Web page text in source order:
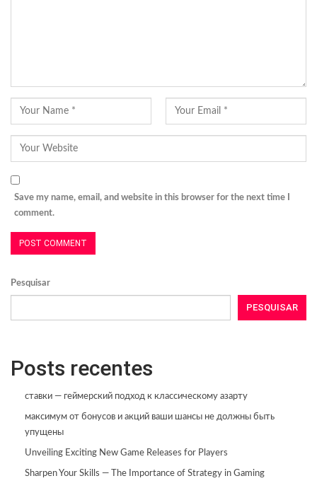
Save my name, email, and website in this browser for the next time I
comment.
Pesquisar
PESQUISAR
Posts recentes
ставки — геймерский подход к классическому азарту
максимум от бонусов и акций ваши шансы не должны быть
упущены
Unveiling Exciting New Game Releases for Players
Sharpen Your Skills — The Importance of Strategy in Gaming